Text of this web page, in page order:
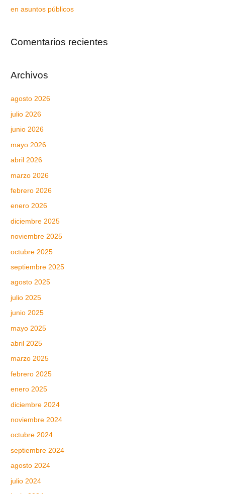
en asuntos públicos
Comentarios recientes
Archivos
agosto 2026
julio 2026
junio 2026
mayo 2026
abril 2026
marzo 2026
febrero 2026
enero 2026
diciembre 2025
noviembre 2025
octubre 2025
septiembre 2025
agosto 2025
julio 2025
junio 2025
mayo 2025
abril 2025
marzo 2025
febrero 2025
enero 2025
diciembre 2024
noviembre 2024
octubre 2024
septiembre 2024
agosto 2024
julio 2024